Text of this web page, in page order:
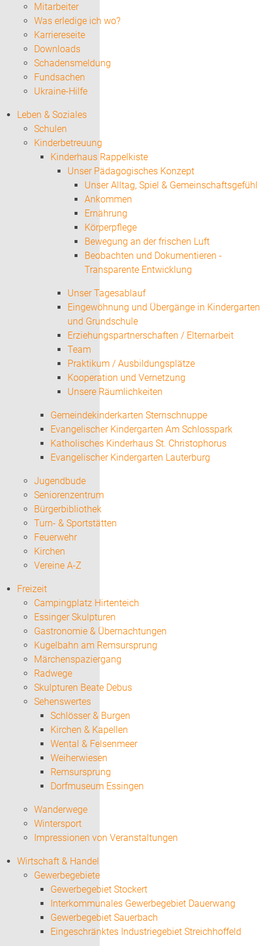
Mitarbeiter
Was erledige ich wo?
Karriereseite
Downloads
Schadensmeldung
Fundsachen
Ukraine-Hilfe
Leben & Soziales
Schulen
Kinderbetreuung
Kinderhaus Rappelkiste
Unser Pädagogisches Konzept
Unser Alltag, Spiel & Gemeinschaftsgefühl
Ankommen
Ernährung
Körperpflege
Bewegung an der frischen Luft
Beobachten und Dokumentieren -
Transparente Entwicklung
Unser Tagesablauf
Eingewöhnung und Übergänge in Kindergarten
und Grundschule
Erziehungspartnerschaften / Elternarbeit
Team
Praktikum / Ausbildungsplätze
Kooperation und Vernetzung
Unsere Räumlichkeiten
Gemeindekinderkarten Sternschnuppe
Evangelischer Kindergarten Am Schlosspark
Katholisches Kinderhaus St. Christophorus
Evangelischer Kindergarten Lauterburg
Jugendbude
Seniorenzentrum
Bürgerbibliothek
Turn- & Sportstätten
Feuerwehr
Kirchen
Vereine A-Z
Freizeit
Campingplatz Hirtenteich
Essinger Skulpturen
Gastronomie & Übernachtungen
Kugelbahn am Remsursprung
Märchenspaziergang
Radwege
Skulpturen Beate Debus
Sehenswertes
Schlösser & Burgen
Kirchen & Kapellen
Wental & Felsenmeer
Weiherwiesen
Remsursprung
Dorfmuseum Essingen
Wanderwege
Wintersport
Impressionen von Veranstaltungen
Wirtschaft & Handel
Gewerbegebiete
Gewerbegebiet Stockert
Interkommunales Gewerbegebiet Dauerwang
Gewerbegebiet Sauerbach
Eingeschränktes Industriegebiet Streichhoffeld